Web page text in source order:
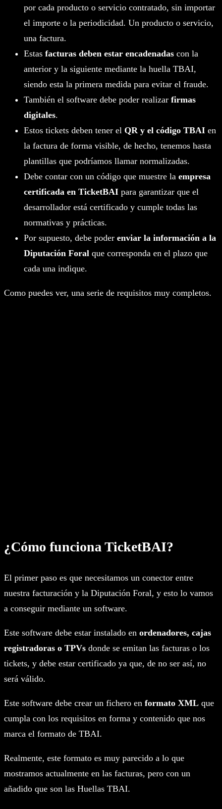
por cada producto o servicio contratado, sin importar
el importe o la periodicidad. Un producto o servicio,
una factura.
Estas facturas deben estar encadenadas con la
anterior y la siguiente mediante la huella TBAI,
siendo esta la primera medida para evitar el fraude.
También el software debe poder realizar firmas
digitales.
Estos tickets deben tener el QR y el código TBAI en
la factura de forma visible, de hecho, tenemos hasta
plantillas que podríamos llamar normalizadas.
Debe contar con un código que muestre la empresa
certificada en TicketBAI para garantizar que el
desarrollador está certificado y cumple todas las
normativas y prácticas.
Por supuesto, debe poder enviar la información a la
Diputación Foral que corresponda en el plazo que
cada una indique.
Como puedes ver, una serie de requisitos muy completos.
¿Cómo funciona TicketBAI?
El primer paso es que necesitamos un conector entre
nuestra facturación y la Diputación Foral, y esto lo vamos
a conseguir mediante un software.
Este software debe estar instalado en ordenadores, cajas
registradoras o TPVs donde se emitan las facturas o los
tickets, y debe estar certificado ya que, de no ser así, no
será válido.
Este software debe crear un fichero en formato XML que
cumpla con los requisitos en forma y contenido que nos
marca el formato de TBAI.
Realmente, este formato es muy parecido a lo que
mostramos actualmente en las facturas, pero con un
añadido que son las Huellas TBAI.